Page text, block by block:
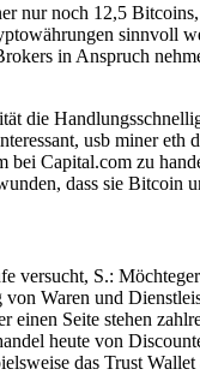
nur noch 12,5
sinnvoll
in Anspruch
die
usb miner
Capital.com zu
dass sie Bitcoin
versucht, S.:
Waren und
Seite stehen
heute von
das Trust